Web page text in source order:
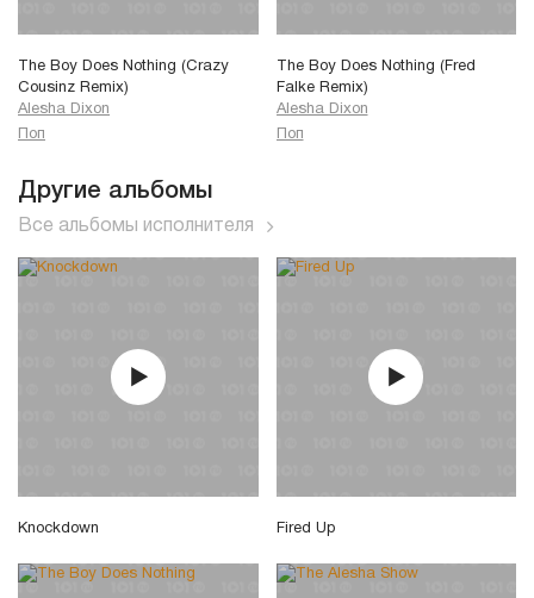
The Boy Does Nothing (Crazy
Cousinz Remix)
Alesha Dixon
Поп
The Boy Does Nothing (Fred
Falke Remix)
Alesha Dixon
Поп
Другие альбомы
Все альбомы исполнителя
Knockdown Fired Up